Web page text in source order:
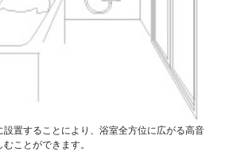
設置することにより、浴室全方位に広がる高音
ことができます。